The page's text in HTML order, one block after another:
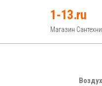
1-13.ru
Магазин